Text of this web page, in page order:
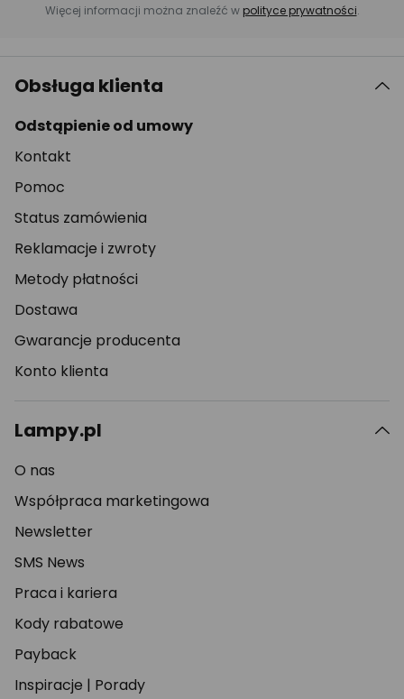
Więcej informacji można znaleźć w polityce prywatności.
Obsługa klienta
Odstąpienie od umowy
Kontakt
Pomoc
Status zamówienia
Reklamacje i zwroty
Metody płatności
Dostawa
Gwarancje producenta
Konto klienta
Lampy.pl
O nas
Współpraca marketingowa
Newsletter
SMS News
Praca i kariera
Kody rabatowe
Payback
Inspiracje | Porady